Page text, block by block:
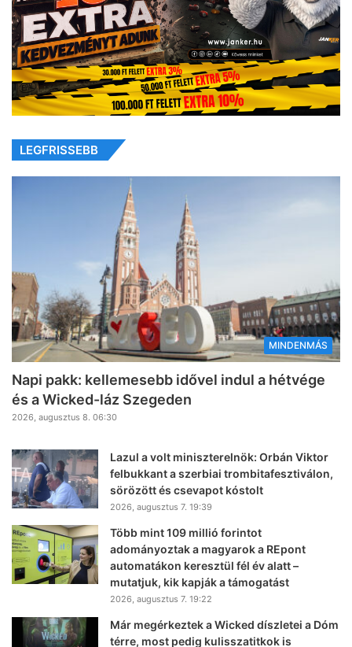
LEGFRISSEBB
MINDENMÁS
Napi pakk: kellemesebb idővel indul a hétvége
és a Wicked-láz Szegeden
2026, augusztus 8. 06:30
Lazul a volt miniszterelnök: Orbán Viktor
felbukkant a szerbiai trombitafesztiválon,
sörözött és csevapot kóstolt
2026, augusztus 7. 19:39
Több mint 109 millió forintot
adományoztak a magyarok a REpont
automatákon keresztül fél év alatt –
mutatjuk, kik kapják a támogatást
2026, augusztus 7. 19:22
Már megérkeztek a Wicked díszletei a Dóm
térre, most pedig kulisszatitkok is